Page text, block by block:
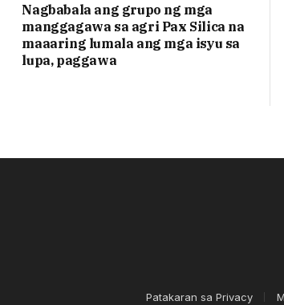
Nagbabala ang grupo ng mga
manggagawa sa agri Pax Silica na
maaaring lumala ang mga isyu sa
lupa, paggawa
Patakaran sa Privacy